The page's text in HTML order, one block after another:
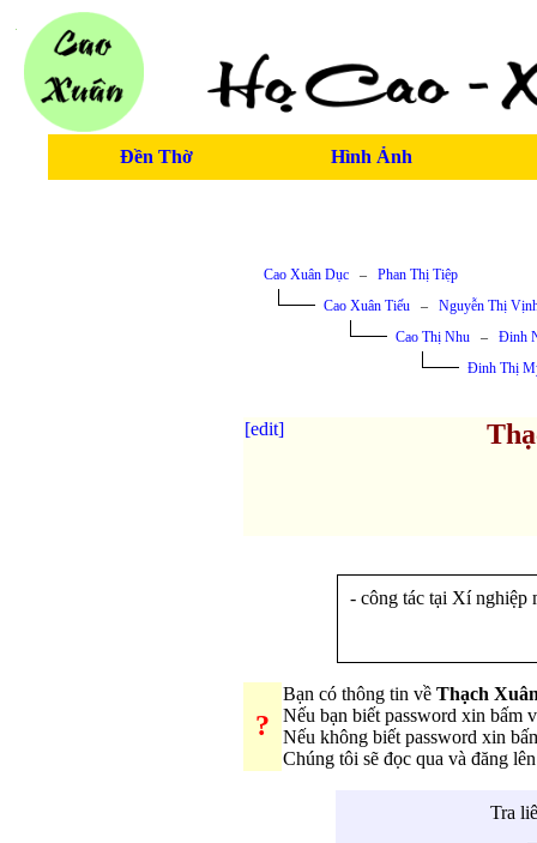
Đền Thờ Hình Ảnh
Cao Xuân Dục – Phan Thị Tiệp
Cao Xuân Tiếu – Nguyễn Thị
Cao Thị Nhu – Đinh
Đinh Thị
[edit]
- công tác tại Xí nghiệp
?
Bạn có thông tin về Thạch
Nếu bạn biết password xin bấm
Nếu không biết password xin
Chúng tôi sẽ đọc qua và đăng
Tra